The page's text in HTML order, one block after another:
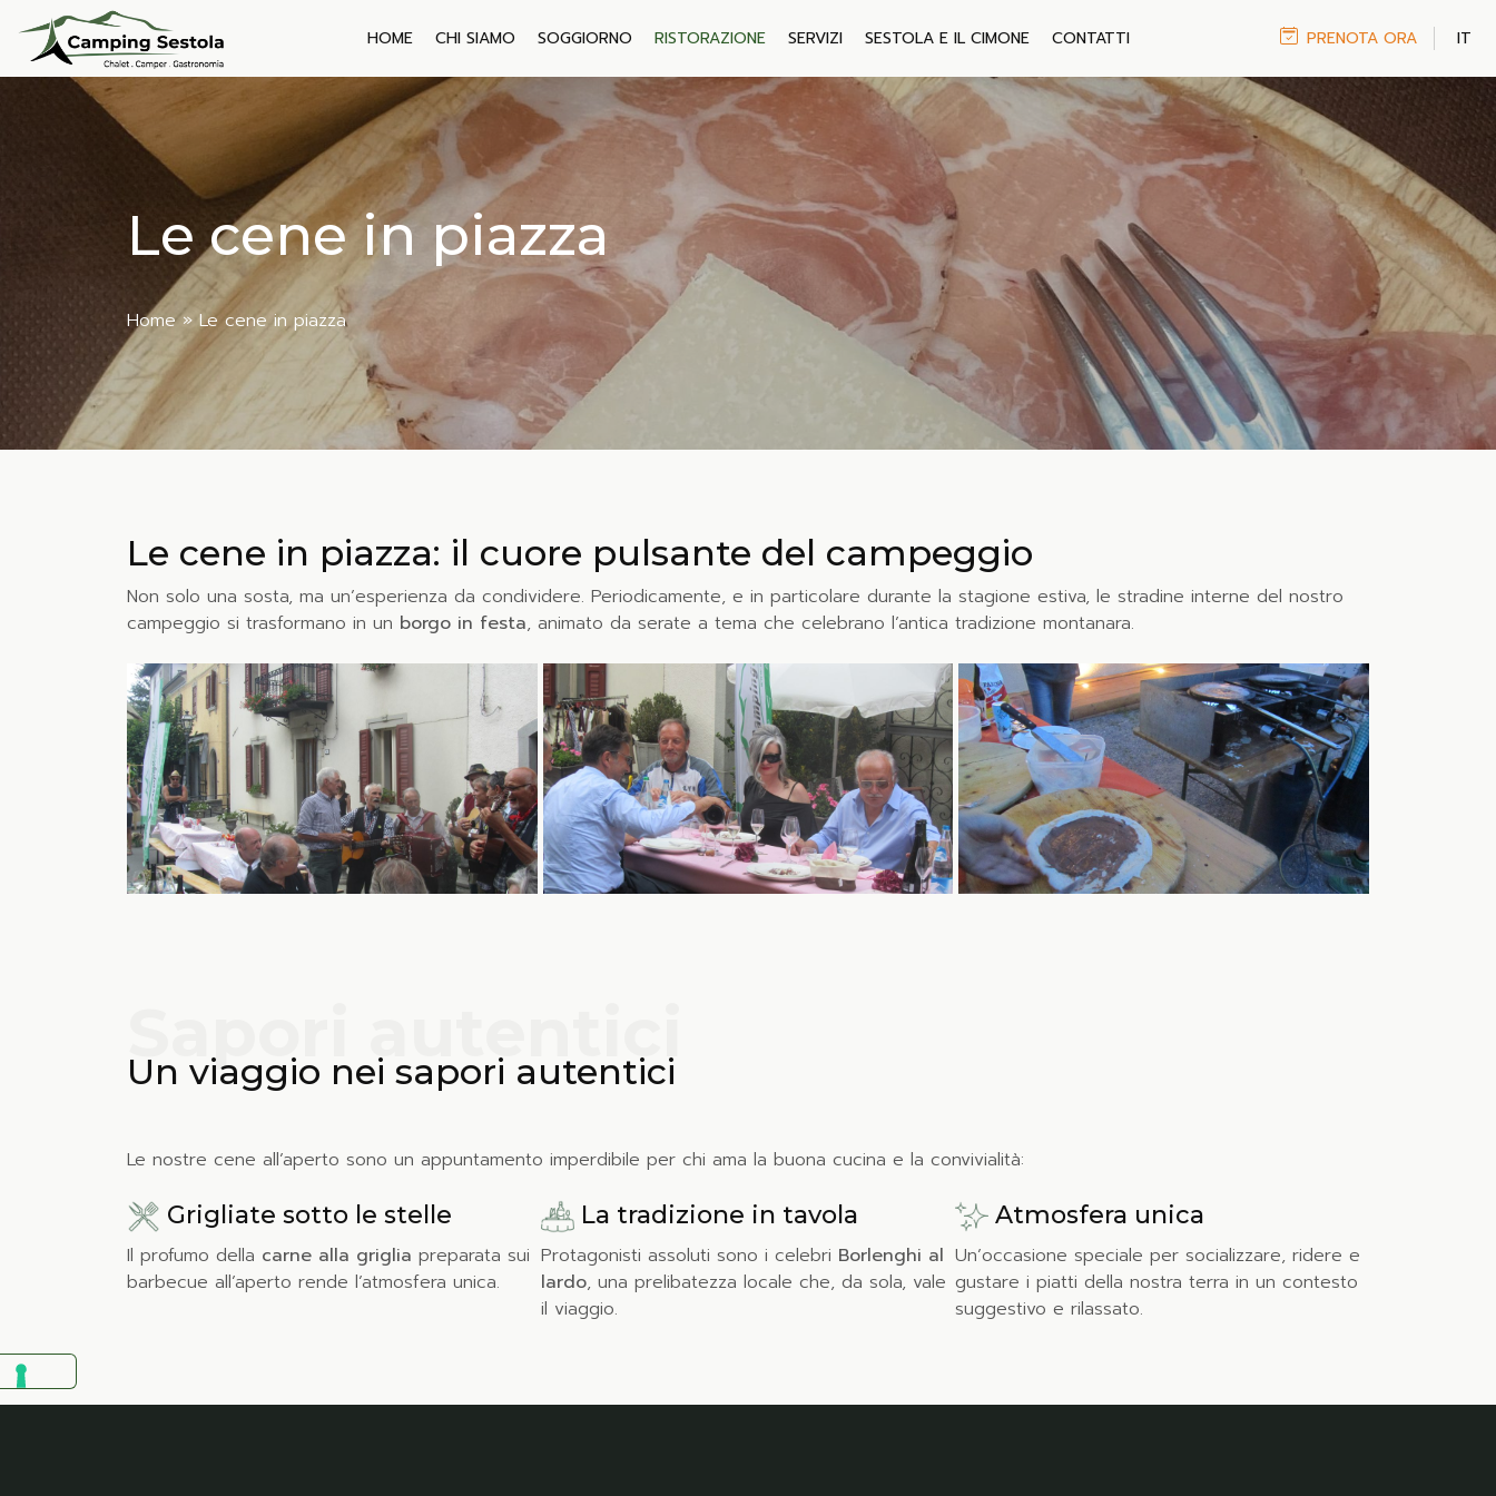
content
HOME CHI SIAMO SOGGIORNO RISTORAZIONE SERVIZI SESTOLA E IL CIMONE CONTATTI PRENOTA ORA IT
Le cene in piazza
Home» Le cene in piazza
Le cene in piazza: il cuore pulsante del campeggio
Non solo una sosta, ma un’esperienza da condividere. Periodicamente, e in particolare durante la stagione estiva, le stradine interne del nostro
campeggio si trasformano in un borgo in festa, animato da serate a tema che celebrano l’antica tradizione montanara.
Un viaggio nei sapori autentici
Le nostre cene all’aperto sono un appuntamento imperdibile per chi ama la buona cucina e la convivialità:
Grigliate sotto le stelle
Il profumo della carne alla griglia preparata sui
barbecue all’aperto rende l’atmosfera unica.
La tradizione in tavola
Protagonisti assoluti sono i celebri Borlenghi al
lardo, una prelibatezza locale che, da sola, vale
il viaggio.
Atmosfera unica
Un’occasione speciale per socializzare, ridere e
gustare i piatti della nostra terra in un contesto
suggestivo e rilassato.